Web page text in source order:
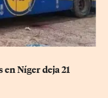
Níger deja 21